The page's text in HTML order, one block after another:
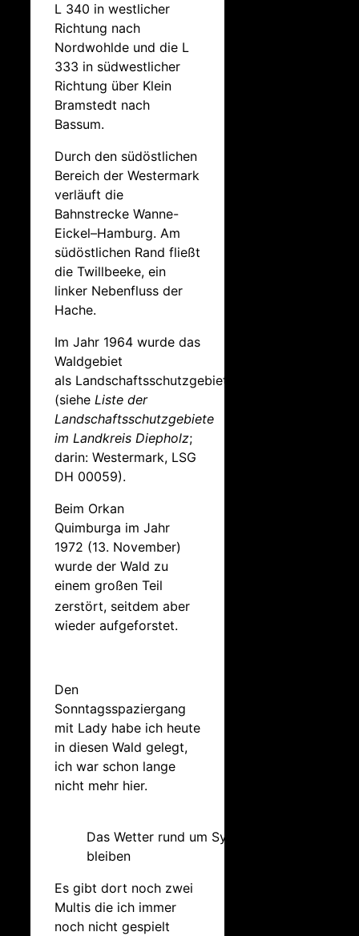
L 340 in westlicher
Richtung nach
Nordwohlde und die L
333 in südwestlicher
Richtung über Klein
Bramstedt nach
Bassum.
Durch den südöstlichen
Bereich der Westermark
verläuft die
Bahnstrecke Wanne-
Eickel–Hamburg. Am
südöstlichen Rand fließt
die Twillbeeke, ein
linker Nebenfluss der
Hache.
Im Jahr 1964 wurde das
Waldgebiet
als Landschaftsschutzgebiet ausgewiesen
(siehe Liste der
Landschaftsschutzgebiete
im Landkreis Diepholz;
darin: Westermark, LSG
DH 00059).
Beim Orkan
Quimburga im Jahr
1972 (13. November)
wurde der Wald zu
einem großen Teil
zerstört, seitdem aber
wieder aufgeforstet.
Den
Sonntagsspaziergang
mit Lady habe ich heute
in diesen Wald gelegt,
ich war schon lange
nicht mehr hier.
Das Wetter rund um Syke sollte stabil
bleiben
Es gibt dort noch zwei
Multis die ich immer
noch nicht gespielt